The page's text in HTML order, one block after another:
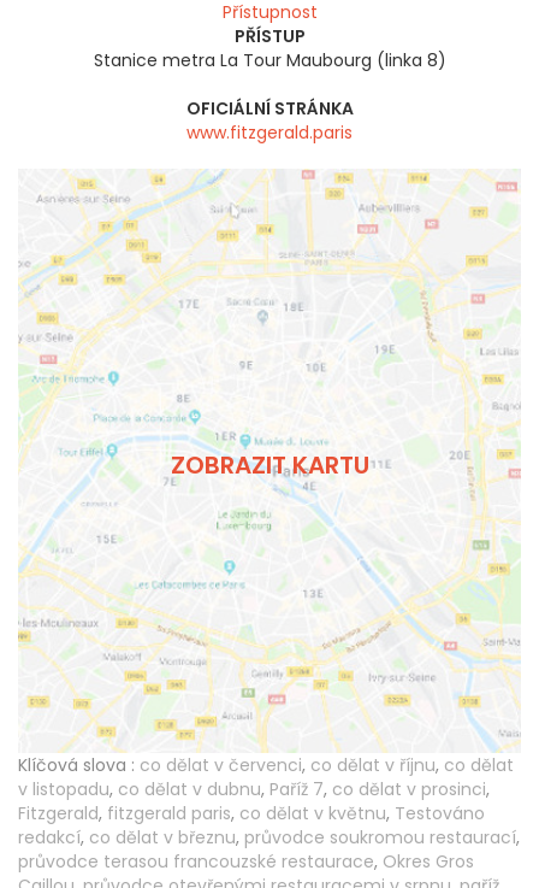
Přístupnost
PŘÍSTUP
Stanice metra La Tour Maubourg (linka 8)
OFICIÁLNÍ STRÁNKA
www.fitzgerald.paris
ZOBRAZIT KARTU
Klíčová slova : co dělat v červenci, co dělat v říjnu, co dělat
v listopadu, co dělat v dubnu, Paříž 7, co dělat v prosinci,
Fitzgerald, fitzgerald paris, co dělat v květnu, Testováno
redakcí, co dělat v březnu, průvodce soukromou restaurací,
průvodce terasou francouzské restaurace, Okres Gros